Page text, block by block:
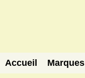
Accueil Marques